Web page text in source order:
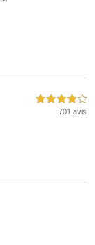
4,0 étoiles sur 5
701 avis